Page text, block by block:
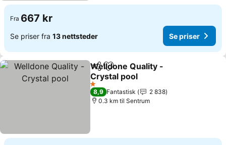
Fra 667 kr
Se priser fra 13 nettsteder Se priser
Del Legg til i favoritter
Welldone Quality -
Crystal pool
1 Stjerner
8,9 Fantastisk
2 838
0.3 km til Sentrum